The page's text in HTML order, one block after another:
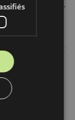
(coussins,
et pleines de
coussin